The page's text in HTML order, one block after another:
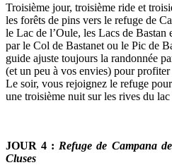
Troisième jour, troisième ride et
les forêts de pins vers le refuge de
le Lac de l’Oule, les Lacs de
par le Col de Bastanet ou le Pic de
guide ajuste toujours la randonnée
(et un peu à vos envies) pour
Le soir, vous rejoignez le refuge
une troisième nuit sur les rives du
JOUR 4 : Refuge de Campana
Cluses